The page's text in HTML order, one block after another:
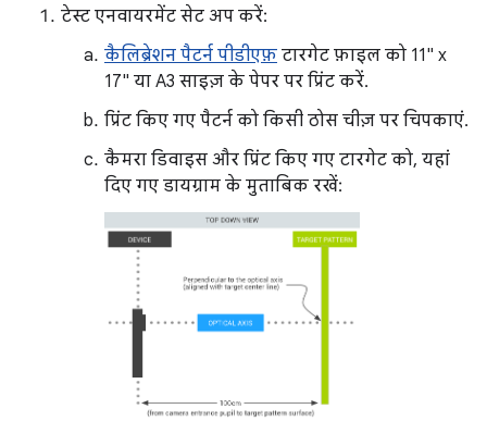
टेस्ट एनवायरमेंट सेट अप करें:
कैलिब्रेशन पैटर्न पीडीएफ़ टारगेट फ़ाइल को 11" x
17" या A3 साइज़ के पेपर पर प्रिंट करें.
प्रिंट किए गए पैटर्न को किसी ठोस चीज़ पर चिपकाएं.
कैमरा डिवाइस और प्रिंट किए गए टारगेट को, यहां
दिए गए डायग्राम के मुताबिक रखें: